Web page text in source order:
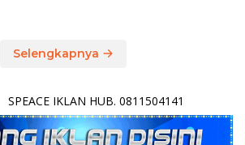
Selengkapnya
SPEACE IKLAN HUB. 0811504141